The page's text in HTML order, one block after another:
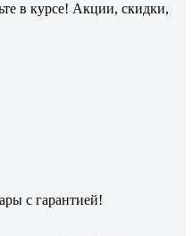
в курсе! Акции, скидки,
с гарантией!